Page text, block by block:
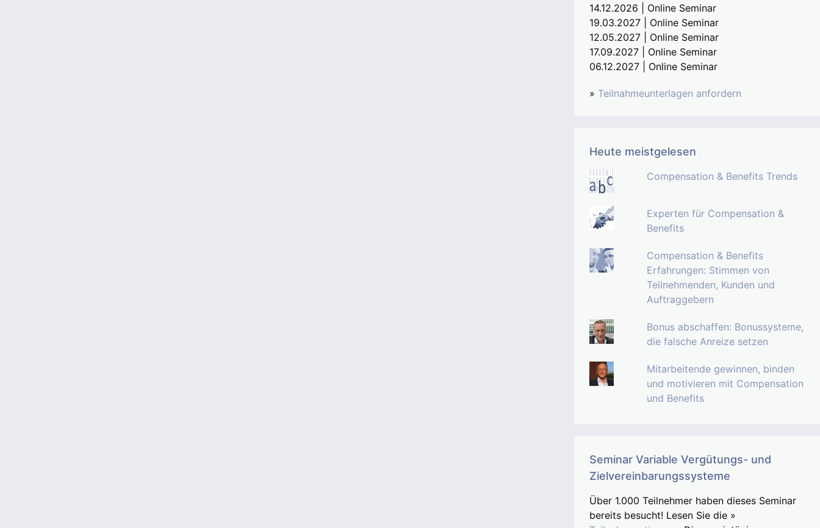
14.12.2026 | Online Seminar
19.03.2027 | Online Seminar
12.05.2027 | Online Seminar
17.09.2027 | Online Seminar
06.12.2027 | Online Seminar
» Teilnahmeunterlagen anfordern
Heute meistgelesen
Compensation & Benefits Trends
Experten für Compensation &
Benefits
Compensation & Benefits
Erfahrungen: Stimmen von
Teilnehmenden, Kunden und
Auftraggebern
Bonus abschaffen: Bonussysteme,
die falsche Anreize setzen
Mitarbeitende gewinnen, binden
und motivieren mit Compensation
und Benefits
Seminar Variable Vergütungs- und
Zielvereinbarungssysteme
Über 1.000 Teilnehmer haben dieses Seminar
bereits besucht! Lesen Sie die »